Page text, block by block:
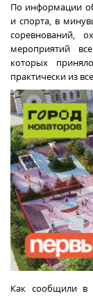
По информации
и спорта, в
соревнований,
мероприятий
которых
практически из
Как сообщили в